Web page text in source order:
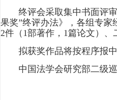
终评会采取集中书面评审
果奖”终评办法》，各组专
2件（1部著作，1篇论文）
拟获奖作品将按程序报中
中国法学会研究部二级巡